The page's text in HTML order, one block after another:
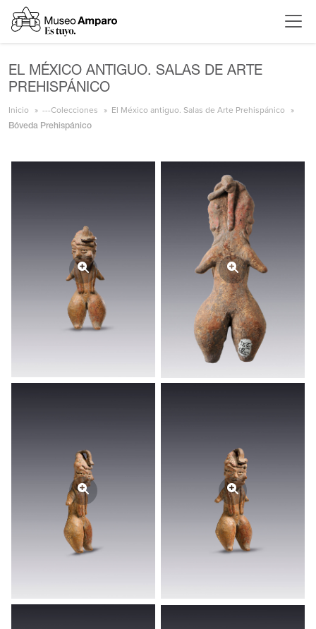
EL MÉXICO ANTIGUO. SALAS DE ARTE
PREHISPÁNICO
Inicio ---Colecciones El México antiguo. Salas de Arte Prehispánico
Bóveda Prehispánico